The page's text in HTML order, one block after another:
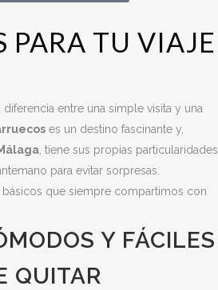
PARA TU VIAJE
entre una simple visita y una
es un destino fascinante y,
, tiene sus propias particularidades
para evitar sorpresas.
que siempre compartimos con
Y FÁCILES
QUITAR